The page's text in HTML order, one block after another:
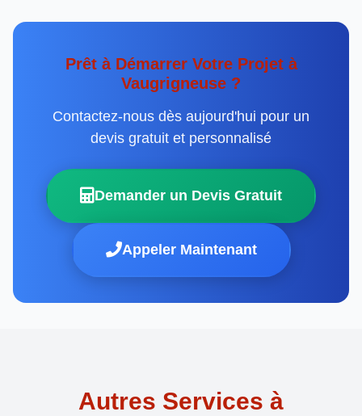
Prêt à Démarrer Votre Projet à
Vaugrigneuse ?
Contactez-nous dès aujourd'hui pour un
devis gratuit et personnalisé
Demander un Devis Gratuit
Appeler Maintenant
Autres Services à